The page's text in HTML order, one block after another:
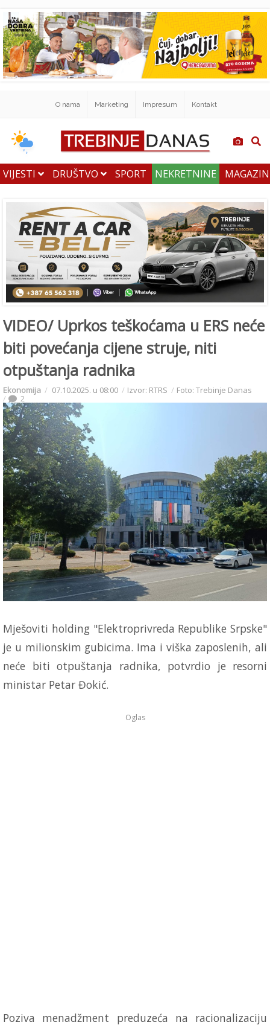
O nama Marketing Impresum Kontakt
VIJESTI DRUŠTVO SPORT NEKRETNINE
VIDEO/ Uprkos teškoćama u ERS neće
biti povećanja cijene struje, niti
otpuštanja radnika
Ekonomija 07.10.2025. u 08:00 Izvor: RTRS Foto: Trebinje Danas
2
Mješoviti holding "Elektroprivreda Republike Srpske"
je u milionskim gubicima. Ima i viška zaposlenih, ali
neće biti otpuštanja radnika, potvrdio je resorni
ministar Petar Đokić.
Oglas
Poziva menadžment preduzeća na racionalizaciju